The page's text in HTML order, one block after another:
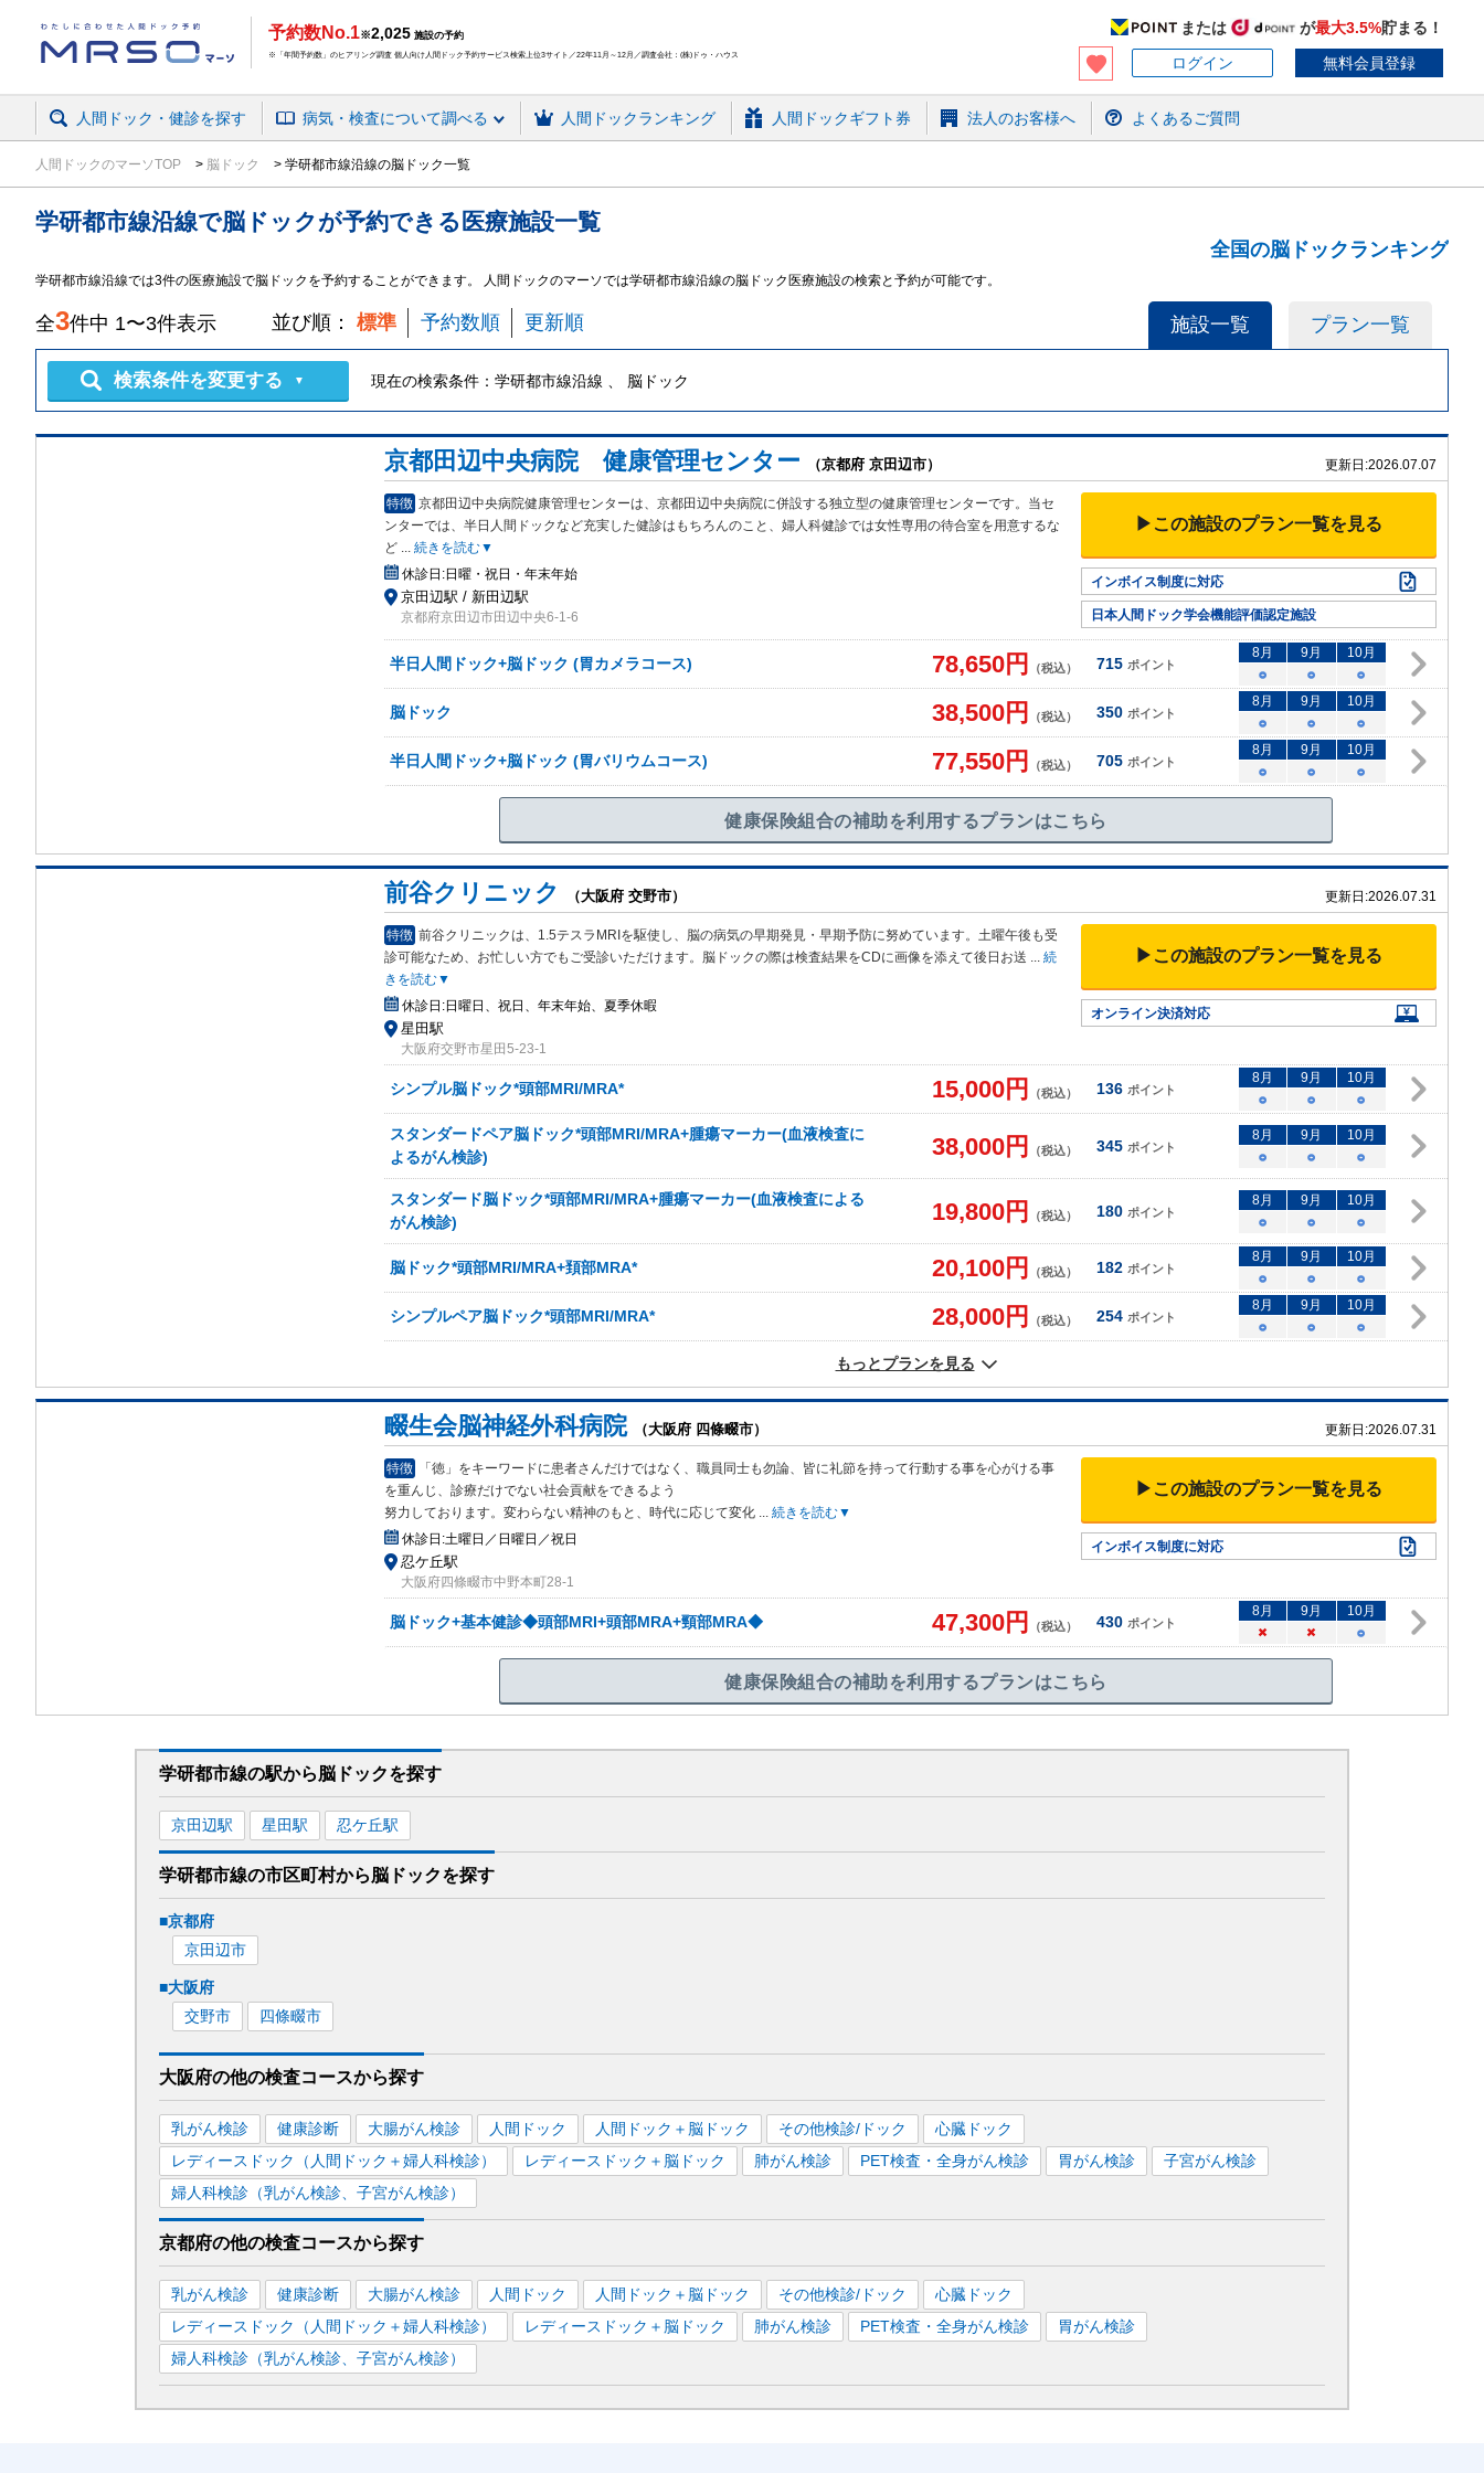
予約数No.1※2,025 施設の予約
※「年間予約数」のヒアリング調査 個人向け人間ドック予約サービス検索上位3サイト／22年11月～12月／調査会社：(株)ドゥ・ハウス
または が最大3.5%貯まる！
ログイン
無料会員登録
人間ドック・健診を探す 病気・検査について調べる 人間ドックランキング 人間ドックギフト券 法人のお客様へ よくあるご質問
人間ドックのマーソTOP 脳ドック 学研都市線沿線の脳ドック一覧
学研都市線沿線で脳ドックが予約できる 医療施設一覧
全国の脳ドックランキング
学研都市線沿線では3件の医療施設で脳ドックを予約することができます。 人間ドックのマーソでは学研都市線沿線の脳ドック医療施設の検索と予約が可能です。
施設一覧 プラン一覧
全3件中 1〜3件表示 並び順： 標準 予約数順 更新順
検索条件を変更する ▼ 現在の検索条件： 学研都市線沿線 、 脳ドック
京都田辺中央病院 健康管理センター （京都府 京田辺市） 更新日:2026.07.07
特徴 京都田辺中央病院健康管理センターは、京都田辺中央病院に併設する独立型の健康管理センターです。当セ
ンタ ーでは、半日人間ドックなど充実した健診はもちろんのこと、婦人科健診では女性専用の待合室を用意するな
ど ... 続きを読む▼
休診日:日曜・祝日・年末年始
京田辺駅 / 新田辺駅
京都府京田辺市田辺中央6-1-6
▶この施設のプラン一覧を見る
インボイス制度に対応
日本人間ドック学会機能評価認定施設
半日人間ドック+脳ドック (胃カメラコース) 78,650円 （税込） 715 ポイント
8月 9月 10月
○
○ ○
脳ドック 38,500円 （税込） 350 ポイント
8月 9月 10月
○
○ ○
半日人間ドック+脳ドック (胃バリウムコース) 77,550円 （税込） 705 ポイント
8月 9月 10月
○
○ ○
健康保険組合の補助を利用するプランはこちら
前谷クリニック （大阪府 交野市） 更新日:2026.07.31
特徴 前谷クリニックは、1.5テスラMRIを駆使し、脳の病気の早期発見・早期予防に努めています。土曜午後も受
診可能なため、お忙しい方でもご受診いただけます。脳ドックの際は検査結果をCDに画像を添えて後日お送 ... 続
きを読む▼
休診日:日曜日、祝日、年末年始、夏季休暇
星田駅
大阪府交野市星田5-23-1
▶この施設のプラン一覧を見る
オンライン決済対応
シンプル脳ドック*頭部MRI/MRA* 15,000円 （税込） 136 ポイント
8月 9月 10月
○
○ ○
スタンダードペア脳ドック*頭部MRI/MRA+腫瘍マーカー(血液検査に
よるがん検診)
38,000円 （税込） 345 ポイント
8月 9月 10月
○
○ ○
スタンダード脳ドック*頭部MRI/MRA+腫瘍マーカー(血液検査による
がん検診)
19,800円 （税込） 180 ポイント
8月 9月 10月
○
○ ○
脳ドック*頭部MRI/MRA+頚部MRA* 20,100円 （税込） 182 ポイント
8月 9月 10月
○
○ ○
シンプルペア脳ドック*頭部MRI/MRA* 28,000円 （税込） 254 ポイント
8月 9月 10月
○
○ ○
もっとプランを見る
畷生会脳神経外科病院 （大阪府 四條畷市） 更新日:2026.07.31
特徴
「徳」をキーワードに患者さんだけではなく、職員同士も勿論、皆に礼節を持って行動する事を心がける事
を重んじ、診療だけでない社会貢献をできるよう
努力しております。変わらない精神のもと、時代に応じて変化 ... 続きを読む▼
休診日:土曜日／日曜日／祝日
忍ケ丘駅
大阪府四條畷市中野本町28-1
▶この施設のプラン一覧を見る
インボイス制度に対応
脳ドック+基本健診◆頭部MRI+頭部MRA+頸部MRA◆ 47,300円 （税込） 430 ポイント
8月 9月 10月
×
× ○
健康保険組合の補助を利用するプランはこちら
学研都市線の駅から脳ドックを探す
京田辺駅 星田駅 忍ケ丘駅
学研都市線の市区町村から脳ドックを探す
■京都府
京田辺市
■大阪府
交野市
四條畷市
大阪府の他の検査コースから探す
乳がん検診 健康診断 大腸がん検診 人間ドック 人間ドック＋脳ドック その他検診/ドック
心臓ドック
レディースドック（人間ドック＋婦人科検診）
レディースドック＋脳ドック 肺がん検診 PET検査・全身がん検診 胃がん検診
子宮がん検診
婦人科検診（乳がん検診、子宮がん検診）
京都府の他の検査コースから探す
乳がん検診 健康診断 大腸がん検診 人間ドック 人間ドック＋脳ドック その他検診/ドック
心臓ドック
レディースドック（人間ドック＋婦人科検診）
レディースドック＋脳ドック 肺がん検診 PET検査・全身がん検診
胃がん検診
婦人科検診（乳がん検診、子宮がん検診）